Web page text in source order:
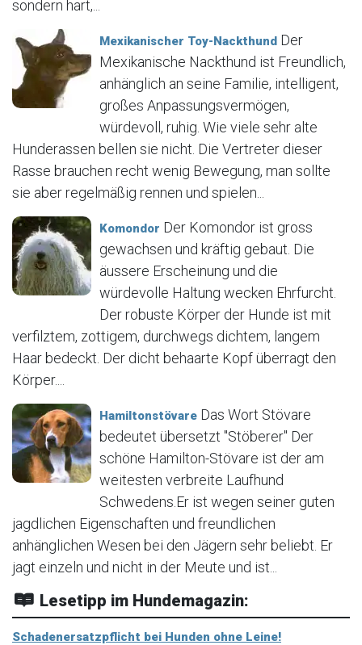
sondern hart,...
Mexikanischer Toy-Nackthund Der
Mexikanische Nackthund ist Freundlich,
anhänglich an seine Familie, intelligent,
großes Anpassungsvermögen,
würdevoll, ruhig. Wie viele sehr alte
Hunderassen bellen sie nicht. Die Vertreter dieser
Rasse brauchen recht wenig Bewegung, man sollte
sie aber regelmäßig rennen und spielen...
Komondor Der Komondor ist gross
gewachsen und kräftig gebaut. Die
äussere Erscheinung und die
würdevolle Haltung wecken Ehrfurcht.
Der robuste Körper der Hunde ist mit
verfilztem, zottigem, durchwegs dichtem, langem
Haar bedeckt. Der dicht behaarte Kopf überragt den
Körper....
Hamiltonstövare Das Wort Stövare
bedeutet übersetzt "Stöberer" Der
schöne Hamilton-Stövare ist der am
weitesten verbreite Laufhund
Schwedens.Er ist wegen seiner guten
jagdlichen Eigenschaften und freundlichen
anhänglichen Wesen bei den Jägern sehr beliebt. Er
jagt einzeln und nicht in der Meute und ist...
Lesetipp im Hundemagazin:
Schadenersatzpflicht bei Hunden ohne Leine!